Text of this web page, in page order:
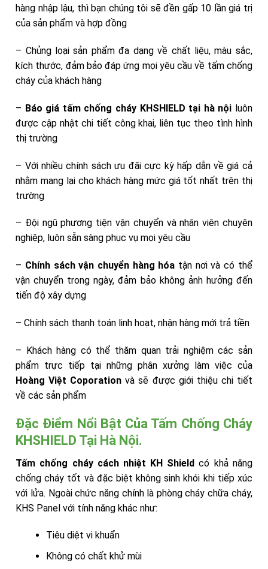
hàng nhập lậu, thì bạn chúng tôi sẽ đền gấp 10 lần giá trị
của sản phẩm và hợp đồng
– Chủng loại sản phẩm đa dạng về chất liệu, màu sắc,
kích thước, đảm bảo đáp ứng mọi yêu cầu về tấm chống
cháy của khách hàng
– Báo giá tấm chống cháy KHSHIELD tại hà nội luôn
được cập nhật chi tiết công khai, liên tục theo tình hình
thị trường
– Với nhiều chính sách ưu đãi cực kỳ hấp dẫn về giá cả
nhằm mang lại cho khách hàng mức giá tốt nhất trên thị
trường
– Đội ngũ phương tiện vận chuyển và nhân viên chuyên
nghiệp, luôn sẵn sàng phục vụ mọi yêu cầu
– Chính sách vận chuyển hàng hóa tận nơi và có thể
vận chuyển trong ngày, đảm bảo không ảnh hưởng đến
tiến độ xây dựng
– Chính sách thanh toán linh hoạt, nhận hàng mới trả tiền
– Khách hàng có thể thăm quan trải nghiệm các sản
phẩm trực tiếp tại những phân xưởng làm việc của
Hoàng Việt Coporation và sẽ được giới thiệu chi tiết
về các sản phẩm
Đặc Điểm Nổi Bật Của Tấm Chống Cháy
KHSHIELD Tại Hà Nội.
Tấm chống cháy cách nhiệt KH Shield có khả năng
chống cháy tốt và đặc biệt không sinh khói khi tiếp xúc
với lửa. Ngoài chức năng chính là phòng cháy chữa cháy,
KHS Panel với tính năng khác như:
Tiêu diệt vi khuẩn
Không có chất khử mùi